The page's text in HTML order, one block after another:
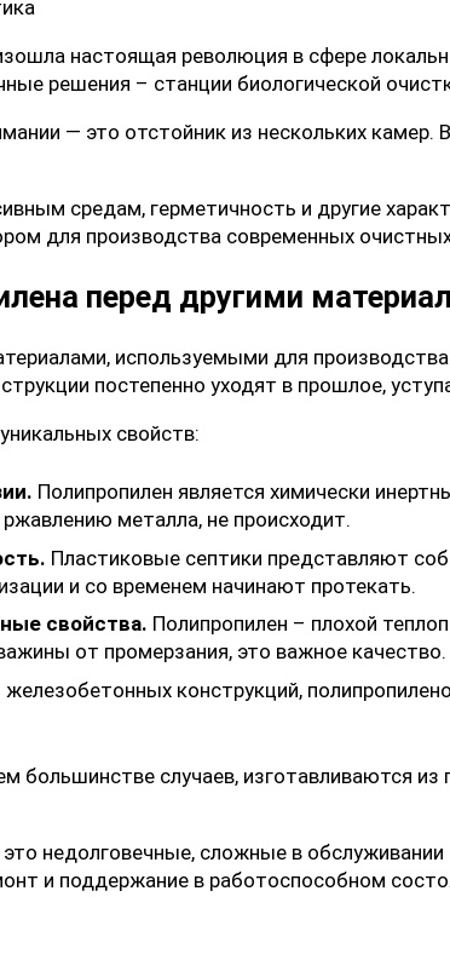
настоящая революция в сфере
решения – станции биологической
— это отстойник из нескольких
средам, герметичность и другие
для производства современных
перед другими
используемыми для
постепенно уходят в прошлое,
свойств:
Полипропилен является химически
металла, не происходит.
Пластиковые септики представляют
и со временем начинают протекать.
свойства. Полипропилен – плохой
от промерзания, это важное качество.
железобетонных конструкций,
большинстве случаев, изготавливаются
недолговечные, сложные в
и поддержание в работоспособном